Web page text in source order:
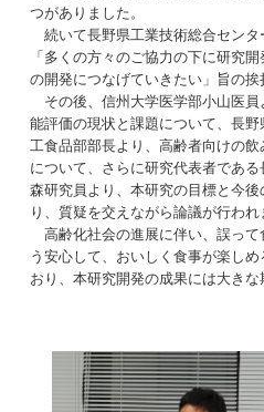
つがありました。
続いて長野県工業技術総合センタ
「多くの方々のご協力の下に研究
の開発につなげていきたい」旨の挨
その後、信州大学医学部小山医員
能評価の現状と課題について、長
工食品部部長より、高齢者向けの
について、さらに研究代表者であ
森研究員より、本研究の目標と今
り、質疑を交えながら論議が行われ
高齢化社会の進展に伴い、誤って
う安心して、おいしく食事が楽し
おり、本研究開発の成果には大きな